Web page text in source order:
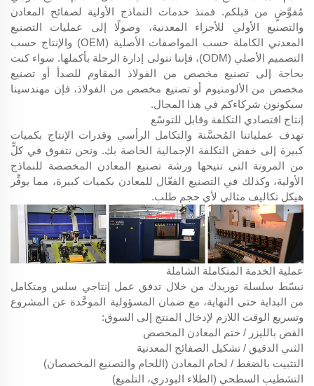
مُفوَّضٍ من قبلكم. فمنذ خدمات النماذج الأولية لصفائح المعادن
والتصنيع الأولي للأجزاء المعدنية، وصولًا إلى عمليات التصنيع
المعدني الكاملة حسب المواصفات الأصلية (OEM) والإنتاج حسب
التصميم الأصلي (ODM)، فإننا نتولى إدارة الرحلة بأكملها. سواء كنت
بحاجة إلى تصنيع مخصص من الفولاذ المقاوم للصدأ أو تصنيع
مخصص من الألومنيوم أو تصنيع مخصص من الفولاذ، فإن مهندسينا
سيكونون شركاءكم في هذا المجال.
إنتاج اقتصادي التكلفة وقابل للتوسّع
تهدف عملياتنا المُحسَّنة والتكامل الرأسي وقدرات الإنتاج بكميات
كبيرة إلى خفض التكلفة الإجمالية الخاصة بك. ونحن نتفوق في كلٍّ
من المرونة التي تتيحها ورشة تصنيع المعادن المخصصة للنماذج
الأولية، وكذلك في التصنيع الفعّال للمعادن بكميات كبيرة، مما يوفِّر
هيكل تكاليف مثالي لأي حجم طلب.
عملية الخدمة المتكاملة الشاملة
نبسّط سلسلة توريدك من خلال تدفق عمل إنتاجي سلس ومتكامل
من البداية حتى النهاية، مع ضمان المسؤولية الموحَّدة عن المشروع
وتسريع الوقت اللازم لإدخال المنتج إلى السوق:
القص بالليزر / ختم المعادن المخصص
الثني الدقيق / تشكيل الصفائح المعدنية
التثبيت بالضغط / لحام المعادن (اللحام والتصنيع المخصصان)
التشطيب السطحي (الطلاء البودري، التلميع)